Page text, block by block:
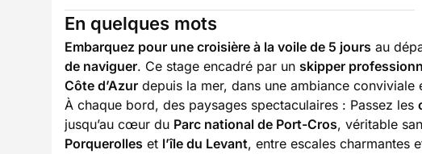
En quelques mots
Embarquez pour une croisière à la voile de 5 jours au
de naviguer. Ce stage encadré par un skipper
Côte d’Azur depuis la mer, dans une ambiance conviviale
À chaque bord, des paysages spectaculaires : Passez les
jusqu’au cœur du Parc national de Port-Cros, véritable
Porquerolles et l’île du Levant, entre escales charmantes